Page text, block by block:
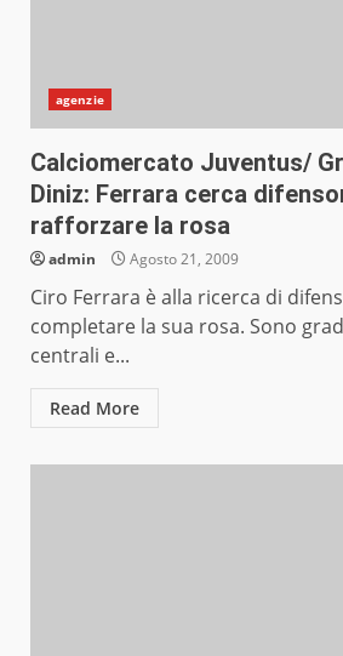
agenzie
Calciomercato Juventus/
Diniz: Ferrara cerca
rafforzare la rosa
admin Agosto 21, 2009
Ciro Ferrara è alla ricerca di
completare la sua rosa. Sono
centrali e...
Read More